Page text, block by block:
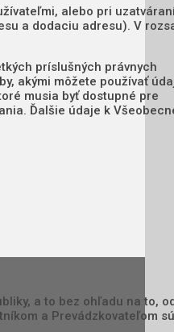
alebo pri
a dodaciu adresu). V
príslušných právnych
akými môžete používať
musia byť dostupné pre
Ďalšie údaje k
a to bez ohľadu na to,
a Prevádzkovateľom sú